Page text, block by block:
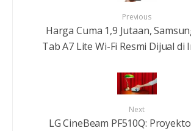
Previous
Harga Cuma 1,9 Jutaan,
Tab A7 Lite Wi-Fi Resmi Dijual di
Next
LG CineBeam PF510Q: